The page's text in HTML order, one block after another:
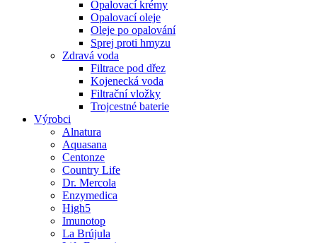
Opalovací krémy
Opalovací oleje
Oleje po opalování
Sprej proti hmyzu
Zdravá voda
Filtrace pod dřez
Kojenecká voda
Filtrační vložky
Trojcestné baterie
Výrobci
Alnatura
Aquasana
Centonze
Country Life
Dr. Mercola
Enzymedica
High5
Imunotop
La Brújula